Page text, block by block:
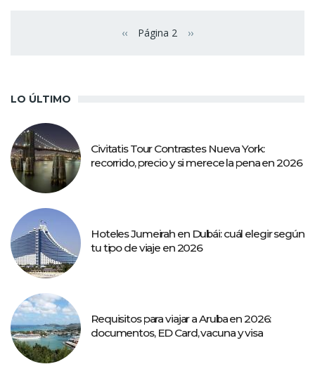
Página anterior
‹‹ Página 2 Siguiente página
››
LO ÚLTIMO
Civitatis Tour Contrastes Nueva York:
recorrido, precio y si merece la pena en 2026
Hoteles Jumeirah en Dubái: cuál elegir según
tu tipo de viaje en 2026
Requisitos para viajar a Aruba en 2026:
documentos, ED Card, vacuna y visa